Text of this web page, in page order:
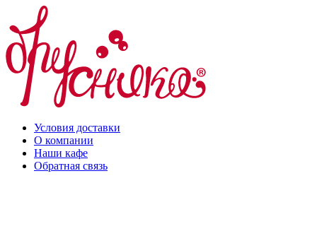
Перейти
к
содержимому
Условия доставки
О компании
Наши кафе
Обратная связь